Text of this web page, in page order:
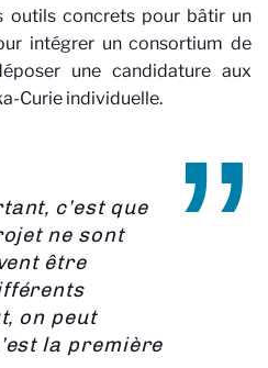
outils concrets pour bâtir un
intégrer un consortium de
une candidature aux
Curie individuelle.
c’est que
ne sont
être
on peut
la première